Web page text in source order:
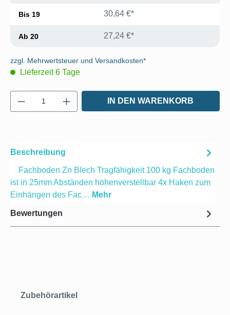
Bis 19 30,64 €*
Ab 20 27,24 €*
zzgl. Mehrwertsteuer und Versandkosten*
Lieferzeit 6 Tage
Produkt Anzahl: Gib den gewünschten
IN DEN WARENKORB
Beschreibung
Fachboden Zn Blech Tragfähigkeit 100 kg Fachboden
ist in 25mm Abständen höhenverstellbar 4x Haken zum
Einhängen des Fac… Mehr
Bewertungen
Produktgalerie überspringen
Zubehörartikel